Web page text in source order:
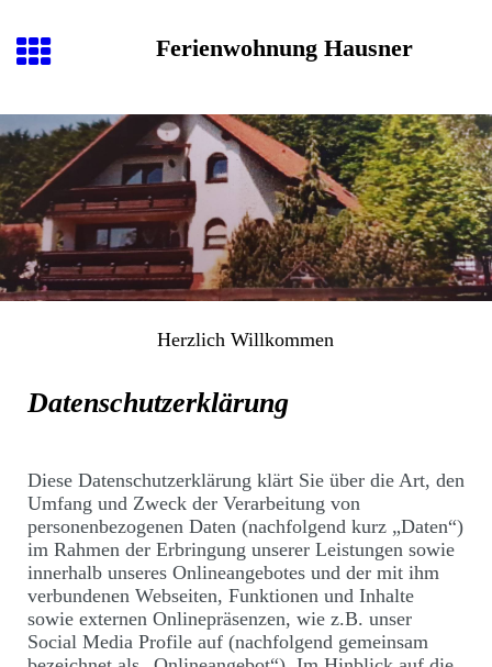
Ferienwohnung Hausner
HerzlichWillkommen
Datenschutzerklärung
Diese Datenschutzerklärung klärt Sie über die Art, den
Umfang und Zweck der Verarbeitung von
personenbezogenen Daten (nachfolgend kurz „Daten“)
im Rahmen der Erbringung unserer Leistungen sowie
innerhalb unseres Onlineangebotes und der mit ihm
verbundenen Webseiten, Funktionen und Inhalte
sowie externen Onlinepräsenzen, wie z.B. unser
Social Media Profile auf (nachfolgend gemeinsam